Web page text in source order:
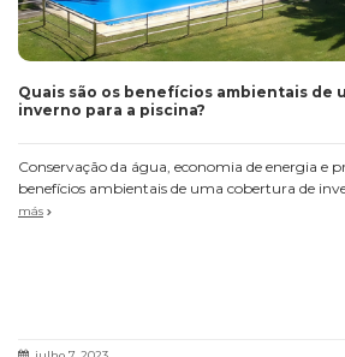
Quais são os benefícios ambientais de
inverno para a piscina?
Conservação da água, economia de energia e
benefícios ambientais de uma cobertura de
más